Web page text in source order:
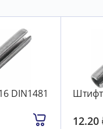
DIN1481 Штифт
12.20